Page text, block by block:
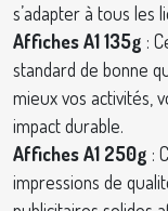
s’adapter à tous les
Affiches A1 135g :
standard de bonne
mieux vos activités,
impact durable.
Affiches A1 250g :
impressions de